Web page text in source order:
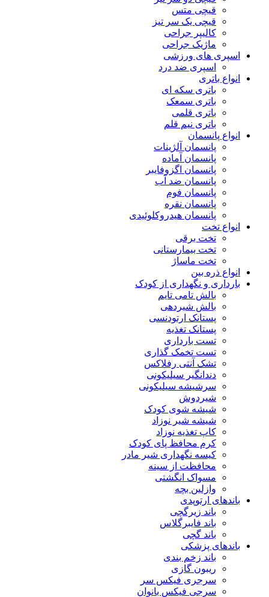
قیچی متس
قیچی یک سر تیز
کالیپر جراحی
ماژیک جراحی
اسپری های ورزشی
اسپری ضد درد
انواع باتری
باتری سکه ای
باتری سمعک
باتری قلمی
باتری نیم قلم
انواع پانسمان
پانسمان آلژینات
پانسمان آماده
پانسمان اگزوفایبر
پانسمان ضد آب
پانسمان فوم
پانسمان نقره
پانسمان هیدروکلوئیدی
انواع تخت
تخت برقی
تخت بیمارستانی
تخت ماساژ
انواع ذره بین
بارداری و نگهداری از کودک
بالش تامی تایم
بالش شیردهی
پستانک ارتودنسی
پستانک تغذیه
تست بارداری
تست تخمک گذاری
تشک آنتی رفلاکس
دندانگیر سیلیکونی
سرشیشه سیلیکونی
شیردوش
شیشه شوی کودک
شیشه شیر نوزاد
کاپ تغذیه نوزاد
کرم محافظ پای کودک
کیسه نگهداری شیر مادر
محافظت از سینه
مسواک انگشتی
وازلین بچه
باندهای ارتوپدی
باند زیرگچی
باند فایبرگلاس
باند گچی
باندهای پزشکی
باند زخم بندی
ریبون گازی
سرجری فیکس سر
سرجی فیکس بانوان